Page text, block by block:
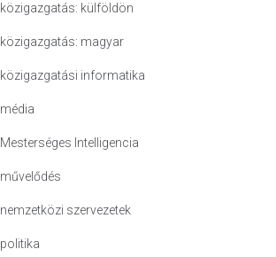
közigazgatás: külföldön
közigazgatás: magyar
közigazgatási informatika
média
Mesterséges Intelligencia
művelődés
nemzetközi szervezetek
politika